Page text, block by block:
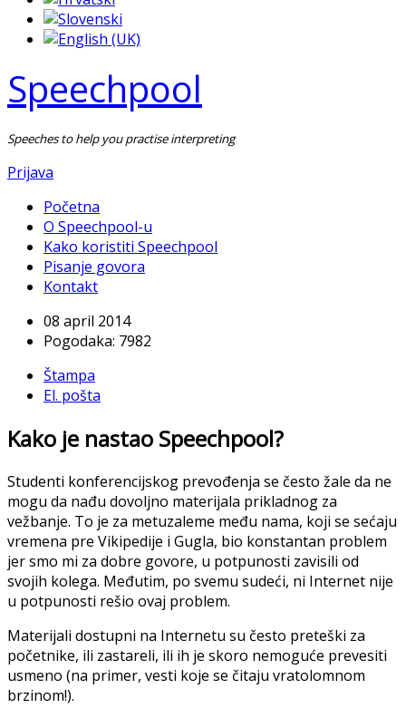
Speechpool
Speeches to help you practise interpreting
Prijava
Početna
O Speechpool-u
Kako koristiti Speechpool
Pisanje govora
Kontakt
08 april 2014
Pogodaka: 7982
Štampa
El. pošta
Kako je nastao Speechpool?
Studenti konferencijskog prevođenja se često žale da ne
mogu da nađu dovoljno materijala prikladnog za
vežbanje. To je za metuzaleme među nama, koji se sećaju
vremena pre Vikipedije i Gugla, bio konstantan problem
jer smo mi za dobre govore, u potpunosti zavisili od
svojih kolega. Međutim, po svemu sudeći, ni Internet nije
u potpunosti rešio ovaj problem.
Materijali dostupni na Internetu su često preteški za
početnike, ili zastareli, ili ih je skoro nemoguće prevesiti
usmeno (na primer, vesti koje se čitaju vratolomnom
brzinom!).